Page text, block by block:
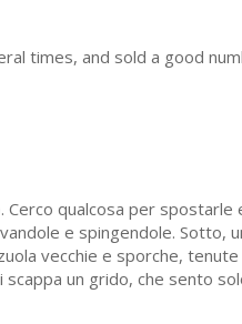
times, and sold a good
qualcosa per
e spingendole. Sotto,
vecchie e sporche,
un grido, che sento